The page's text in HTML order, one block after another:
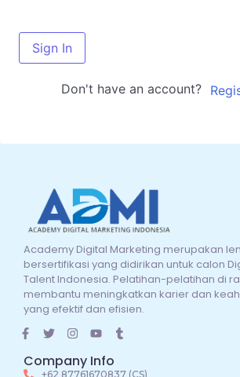
Sign In
Don't have an account?
Academy Digital Marketing merupakan
bersertifikasi yang didirikan untuk calon
Talent Indonesia. Pelatihan-pelatihan di
membantu meningkatkan karier dan
yang efektif dan efisien.
Company Info
+62 87761670837 (CS)